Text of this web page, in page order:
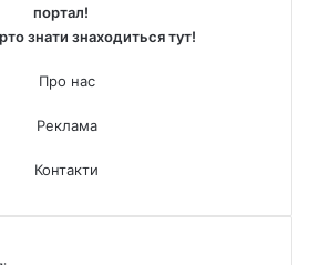
портал!
знати знаходиться тут!
Про нас
Реклама
Контакти